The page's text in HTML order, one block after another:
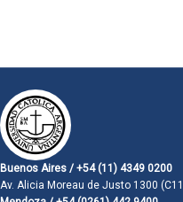
Buenos Aires / +54 (11) 4349 0200
Av. Alicia Moreau de Justo 1300